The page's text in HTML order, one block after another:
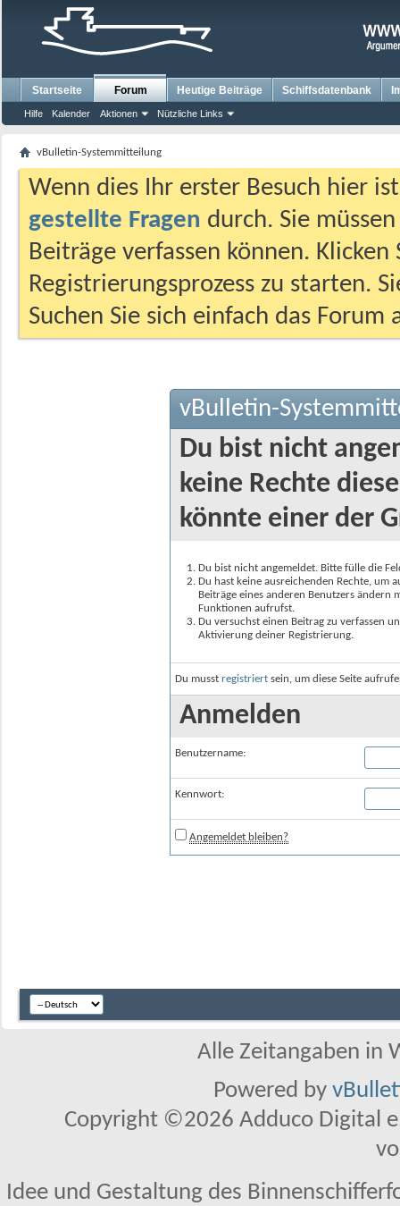
Startseite Forum
Hilfe Kalender Aktionen Nützliche Links
Heutige Beiträge Schiffsdatenbank
vBulletin-Systemmitteilung
Wenn dies Ihr erster Besuch hier
gestellte Fragen durch. Sie
Beiträge verfassen können.
Registrierungsprozess zu starten.
Suchen Sie sich einfach das
vBulletin-
Du bist nicht
keine Rechte
könnte einer der
Du bist nicht angemeldet. Bitte fülle die
Du hast keine ausreichenden Rechte, um
Beiträge eines anderen Benutzers
Funktionen aufrufst.
Du versuchst einen Beitrag zu verfassen
Aktivierung deiner Registrierung.
Du musst registriert sein, um diese Seite
Anmelden
Benutzername:
Kennwort:
Angemeldet bleiben?
Alle Zeitangaben in
Powered by
Copyright ©2026 Adduco Digital
Idee und Gestaltung des